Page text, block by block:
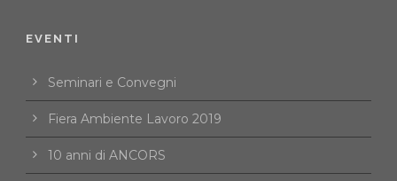
EVENTI
Seminari e Convegni
Fiera Ambiente Lavoro 2019
10 anni di ANCORS